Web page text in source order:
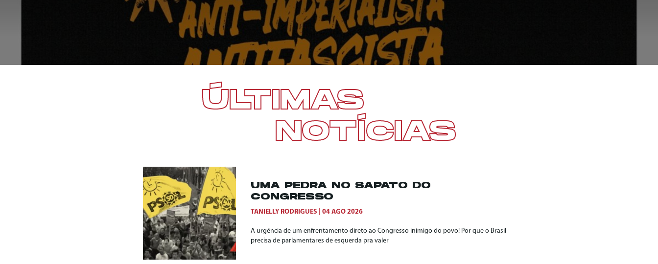
ÚLTIMAS
NOTÍCIAS
UMA PEDRA NO SAPATO DO
CONGRESSO
TANIELLY RODRIGUES 04 AGO 2026
A urgência de um enfrentamento direto ao Congresso inimigo do povo! Por que o Brasil
precisa de parlamentares de esquerda pra valer